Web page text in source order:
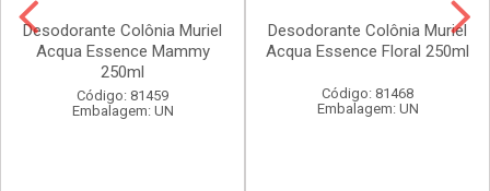
Desodorante Colônia Muriel
Acqua Essence Mammy
250ml
Código: 81459
Embalagem: UN
Desodorante Colônia Muriel
Acqua Essence Floral 250ml
Código: 81468
Embalagem: UN